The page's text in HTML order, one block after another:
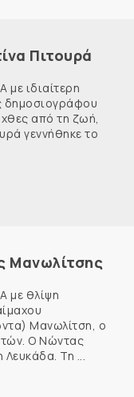
Πιτουρά
με ιδιαίτερη
δημοσιογράφου
από τη ζωή,
γεννήθηκε το
Μανωλίτσης
με θλίψη
Μανωλίτση, ο
Ο Νώντας
Τη ...